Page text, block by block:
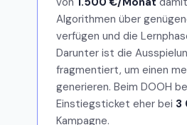
Algorithmen über
verfügen und die
Darunter ist die
fragmentiert, um einen
generieren. Beim DOOH
Einstiegsticket eher bei 3
Kampagne.